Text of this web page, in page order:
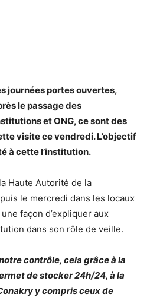
journées portes ouvertes,
le passage des
et ONG, ce sont des
visite ce vendredi. L’objectif
à cette l’institution.
Haute Autorité de la
le mercredi dans les locaux
façon d’expliquer aux
dans son rôle de veille.
contrôle, cela grâce à la
de stocker 24h/24, à la
y compris ceux de